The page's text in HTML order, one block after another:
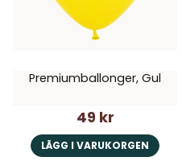
Premiumballonger, Gul
49 kr
LÄGG I VARUKORGEN